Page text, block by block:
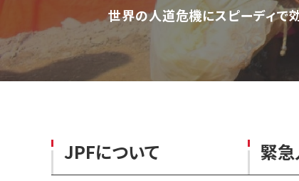
世界の人道危機にスピーディで
JPFについて 緊